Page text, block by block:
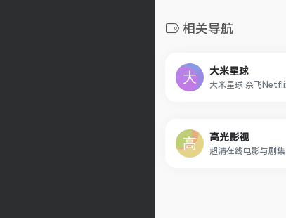
相关导航
大米星球
高光影视
超清在线电影与剧集